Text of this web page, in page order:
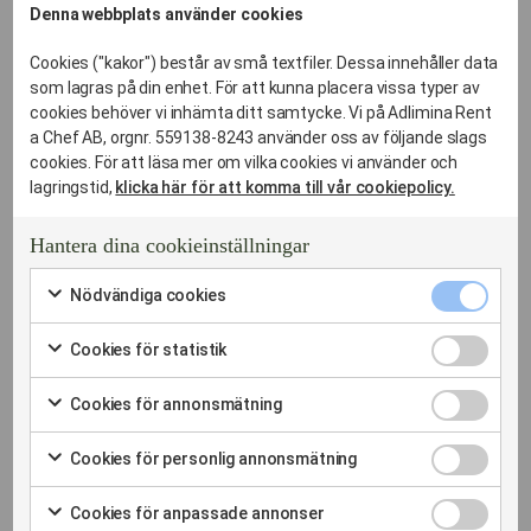
AVSMAKNING
Lunchkoncept som
matchar er dagordning
Vi erbjuder tre olika nivåer av affärsluncher beroende på
syfte och tidsram:
The Power Lunch (60 min)
Fokus: Effektivitet och energi.
Denna webbplats använder cookies
Cookies ("kakor") består av små textfiler. Dessa innehåller data
som lagras på din enhet. För att kunna placera vissa typer av
cookies behöver vi inhämta ditt samtycke. Vi på Adlimina Rent
a Chef AB, orgnr. 559138-8243 använder oss av följande slags
cookies. För att läsa mer om vilka cookies vi använder och
lagringstid, klicka här för att komma till vår cookiepolicy.
Hantera dina cookieinställningar
Nödvändiga cookies
att
samtycka
till
av
Nödvändiga
cookies
kryssruta
Cookies för statistik
att
samtycka
till
av
Cookies
Cookies
för
statistik
kryssruta
Cookies för annonsmätning
att
samtycka
till
Cookies
för
kryssruta
Cookies för personlig annonsmätning
att
Cookies
för
personlig
Cookies för anpassade annonser
Cookies